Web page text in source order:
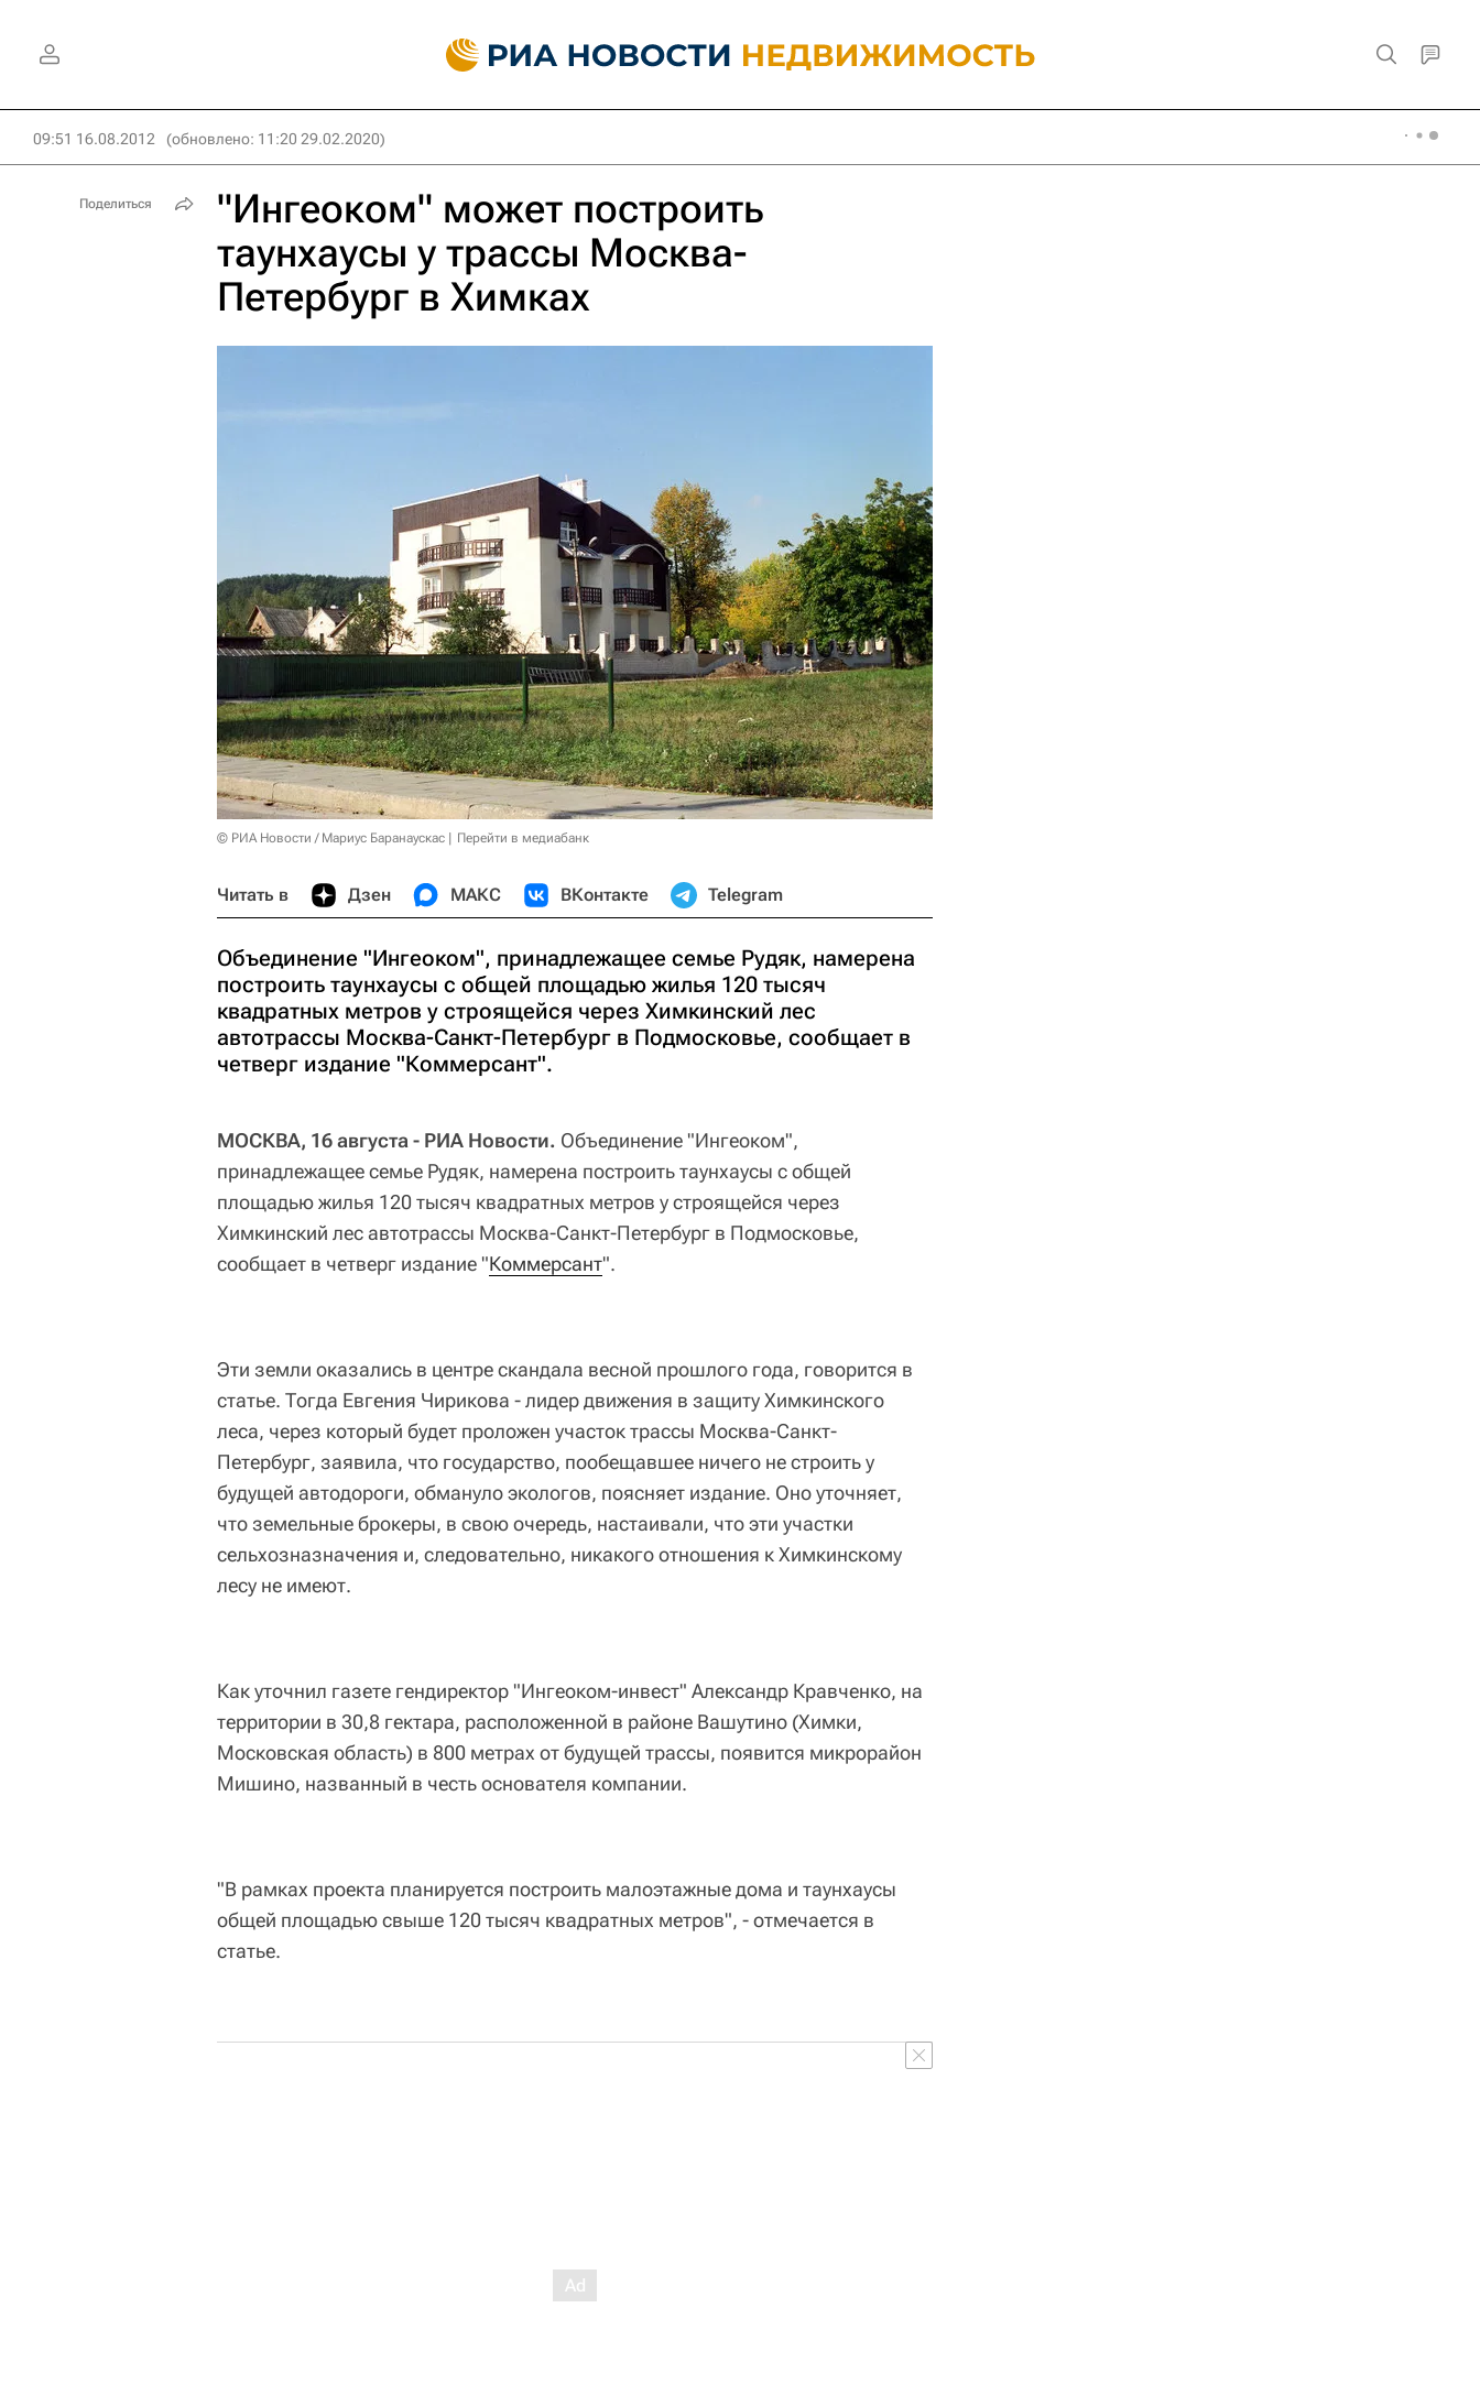
09:51 16.08.2012 (обновлено: 11:20 29.02.2020)
"Ингеоком" может построить
таунхаусы у трассы Москва-
Петербург в Химках
© РИА Новости / Мариус Баранаускас Перейти в медиабанк
Читать в Дзен МАКС ВКонтакте Telegram
Объединение "Ингеоком", принадлежащее семье Рудяк, намерена
построить таунхаусы с общей площадью жилья 120 тысяч
квадратных метров у строящейся через Химкинский лес
автотрассы Москва-Санкт-Петербург в Подмосковье, сообщает в
четверг издание "Коммерсант".
МОСКВА, 16 августа - РИА Новости. Объединение "Ингеоком",
принадлежащее семье Рудяк, намерена построить таунхаусы с общей
площадью жилья 120 тысяч квадратных метров у строящейся через
Химкинский лес автотрассы Москва-Санкт-Петербург в Подмосковье,
сообщает в четверг издание "Коммерсант".
Эти земли оказались в центре скандала весной прошлого года, говорится в
статье. Тогда Евгения Чирикова - лидер движения в защиту Химкинского
леса, через который будет проложен участок трассы Москва-Санкт-
Петербург, заявила, что государство, пообещавшее ничего не строить у
будущей автодороги, обмануло экологов, поясняет издание. Оно уточняет,
что земельные брокеры, в свою очередь, настаивали, что эти участки
сельхозназначения и, следовательно, никакого отношения к Химкинскому
лесу не имеют.
Как уточнил газете гендиректор "Ингеоком-инвест" Александр Кравченко, на
территории в 30,8 гектара, расположенной в районе Вашутино (Химки,
Московская область) в 800 метрах от будущей трассы, появится микрорайон
Мишино, названный в честь основателя компании.
"В рамках проекта планируется построить малоэтажные дома и таунхаусы
общей площадью свыше 120 тысяч квадратных метров", - отмечается в
статье.
Поделиться